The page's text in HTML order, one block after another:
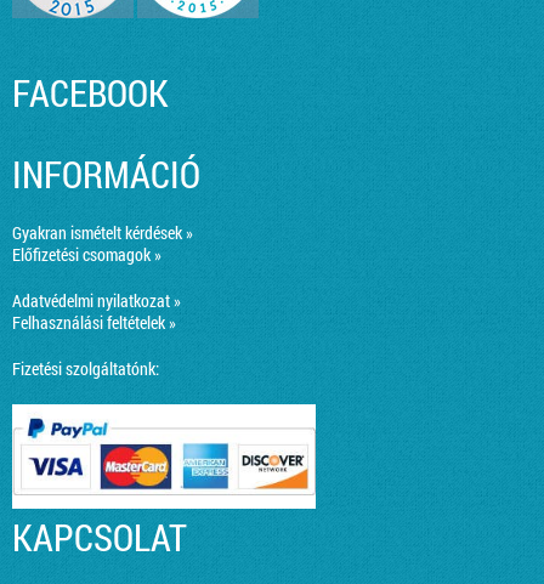
FACEBOOK
INFORMÁCIÓ
Gyakran ismételt kérdések »
Előfizetési csomagok »
Adatvédelmi nyilatkozat »
Felhasználási feltételek »
Fizetési szolgáltatónk:
KAPCSOLAT